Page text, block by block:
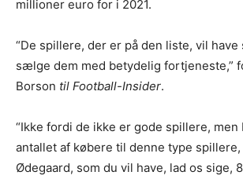
millioner euro for i 2021.
“De spillere, der er på den liste, vil
sælge dem med betydelig fortjeneste,”
Borson til Football-Insider.
“Ikke fordi de ikke er gode spillere, men
antallet af købere til denne type
Ødegaard, som du vil have, lad os sige,